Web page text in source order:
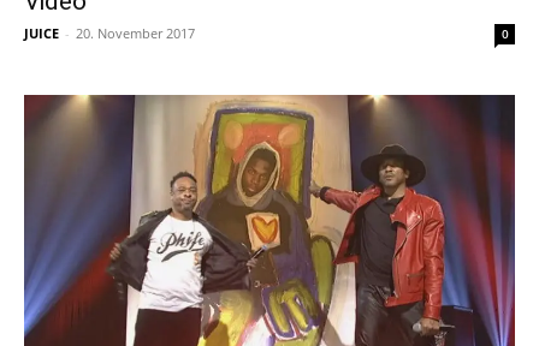
JUICE - 20. November 2017 0